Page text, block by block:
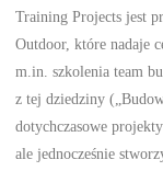
Training Projects jest
Outdoor, które nadaje
m.in. szkolenia team
z tej dziedziny
dotychczasowe
ale jednocześnie